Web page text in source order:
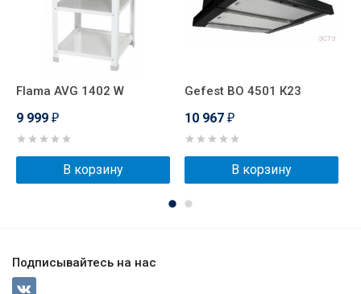
Flama AVG 1402 W
9 999 ₽
В корзину
Gefest ВО 4501 К23
10 967 ₽
В корзину
Подписывайтесь на нас